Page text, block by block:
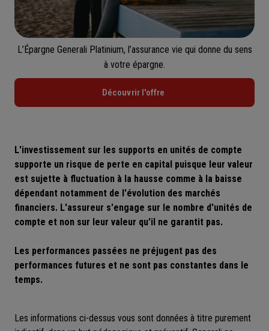
L’Épargne Generali Platinium, l’assurance vie qui donne du sens
à votre épargne.
Découvrir l'offre
L'investissement sur les supports en unités de compte
supporte un risque de perte en capital puisque leur valeur
est sujette à fluctuation à la hausse comme à la baisse
dépendant notamment de l'évolution des marchés
financiers. L'assureur s'engage sur le nombre d'unités de
compte et non sur leur valeur qu'il ne garantit pas.
Les performances passées ne préjugent pas des
performances futures et ne sont pas constantes dans le
temps.
Les informations ci-dessus vous sont données à titre purement